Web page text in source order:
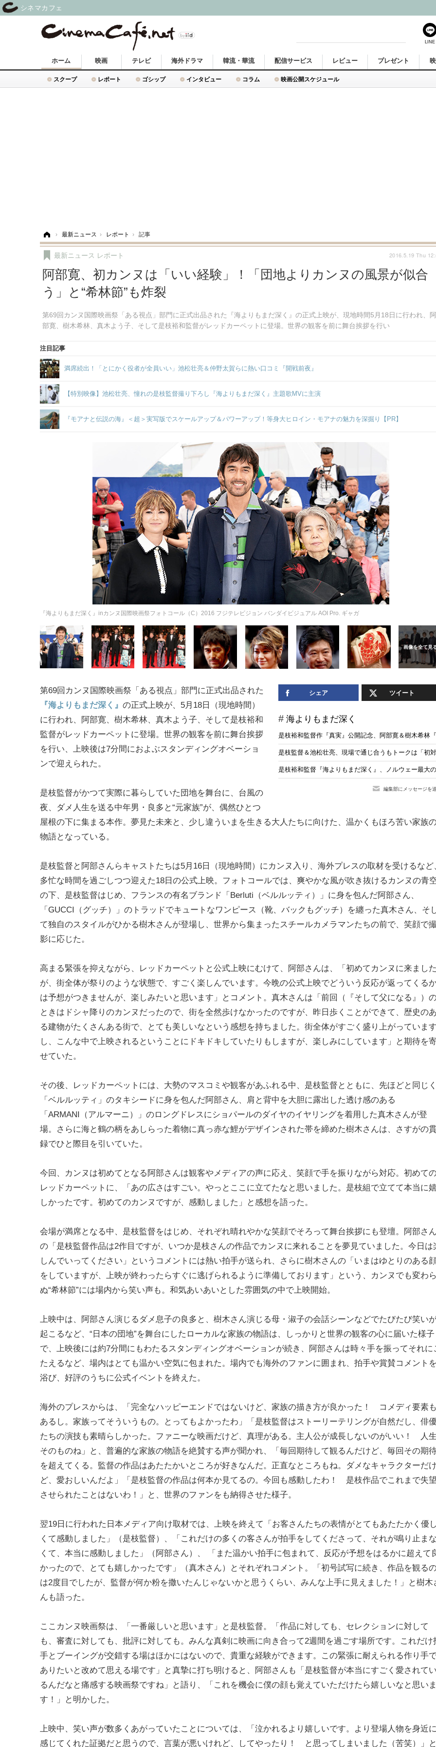
ホーム
スクープ レポート ゴシップ インタビュー コラム 映画公開スケジュール
映画 テレビ 海外ドラマ 韓流・華流 配信サービス レビュー プレゼント
› 最新ニュース › レポート › 記事
阿部寛、初カンヌは「いい経験」！「団地よりカンヌの風景が似合
う」と“希林節”も炸裂
第69回カンヌ国際映画祭「ある視点」部門に正式出品された『海よりもまだ深く』の正式上映が、現地時間5月18日に行われ、阿
部寛、樹木希林、真木よう子、そして是枝裕和監督がレッドカーペットに登場。世界の観客を前に舞台挨拶を行い
最新ニュース レポート 2016.5.19 Thu
注目記事
満席続出！「とにかく役者が全員いい」池松壮亮＆仲野太賀らに熱い口コミ『開戦前夜』
【特別映像】池松壮亮、憧れの是枝監督撮り下ろし『海よりもまだ深く』主題歌MVに主演
『モアナと伝説の海』＜超＞実写版でスケールアップ＆パワーアップ！等身大ヒロイン・モアナの魅力を深掘り【PR】
『海よりもまだ深く』inカンヌ国際映画祭フォトコール（C）2016 フジテレビジョン バンダイビジュアル AOI Pro. ギャガ
シェア ツイート
海よりもまだ深く
是枝裕和監督作『真実』公開記念、阿部寛＆樹木希林
是枝監督＆池松壮亮、現場で通じ合うもトークは「初
是枝裕和監督『海よりもまだ深く』、ノルウェー最大
編集部にメッセージを
第69回カンヌ国際映画祭「ある視点」部門に正式出品された
『海よりもまだ深く』 の正式上映が、5月18日（現地時間）
に行われ、阿部寛、樹木希林、真木よう子、そして是枝裕和
監督がレッドカーペットに登場。世界の観客を前に舞台挨拶
を行い、上映後は7分間におよぶスタンディングオベーショ
ンで迎えられた。
是枝監督がかつて実際に暮らしていた団地を舞台に、台風の
夜、ダメ人生を送る中年男・良多と“元家族”が、偶然ひとつ
屋根の下に集まる本作。夢見た未来と、少し違ういまを生きる大人たちに向けた、温かくもほろ苦い家族
物語となっている。
是枝監督と阿部さんらキャストたちは5月16日（現地時間）にカンヌ入り、海外プレスの取材を受けるなど
多忙な時間を過ごしつつ迎えた18日の公式上映。フォトコールでは、爽やかな風が吹き抜けるカンヌの青
の下、是枝監督はじめ、フランスの有名ブランド「Berluti（ベルルッティ）」に身を包んだ阿部さん、
「GUCCI（グッチ）」のトラッドでキュートなワンピース（靴、バックもグッチ）を纏った真木さん、そ
て独自のスタイルがひかる樹木さんが登場し、世界から集まったスチールカメラマンたちの前で、笑顔で撮
影に応じた。
高まる緊張を抑えながら、レッドカーペットと公式上映にむけて、阿部さんは、「初めてカンヌに来ました
が、街全体が祭りのような状態で、すごく楽しんでいます。今晩の公式上映でどういう反応が返ってくる
は予想がつきませんが、楽しみたいと思います」とコメント。真木さんは「前回（『そして父になる』）
ときはドシャ降りのカンヌだったので、街を全然歩けなかったのですが、昨日歩くことができて、歴史のあ
る建物がたくさんある街で、とても美しいなという感想を持ちました。街全体がすごく盛り上がっています
し、こんな中で上映されるということにドキドキしていたりもしますが、楽しみにしています」と期待を寄
せていた。
その後、レッドカーペットには、大勢のマスコミや観客があふれる中、是枝監督とともに、先ほどと同じく
「ベルルッティ」のタキシードに身を包んだ阿部さん、肩と背中を大胆に露出した透け感のある
「ARMANI（アルマーニ）」のロングドレスにショパールのダイヤのイヤリングを着用した真木さんが登
場。さらに海と鶴の柄をあしらった着物に真っ赤な鯉がデザインされた帯を締めた樹木さんは、さすがの
録でひと際目を引いていた。
今回、カンヌは初めてとなる阿部さんは観客やメディアの声に応え、笑顔で手を振りながら対応。初めて
レッドカーペットに、「あの広さはすごい。やっとここに立てたなと思いました。是枝組で立てて本当に
しかったです。初めてのカンヌですが、感動しました」と感想を語った。
会場が満席となる中、是枝監督をはじめ、それぞれ晴れやかな笑顔でそろって舞台挨拶にも登壇。阿部さん
の「是枝監督作品は2作目ですが、いつか是枝さんの作品でカンヌに来れることを夢見ていました。今日は
しんでいってください」というコメントには熱い拍手が送られ、さらに樹木さんの「いまはゆとりのある
をしていますが、上映が終わったらすぐに逃げられるように準備しております」という、カンヌでも変わら
ぬ“希林節”には場内から笑い声も。和気あいあいとした雰囲気の中で上映開始。
上映中は、阿部さん演じるダメ息子の良多と、樹木さん演じる母・淑子の会話シーンなどでたびたび笑い
起こるなど、“日本の団地”を舞台にしたローカルな家族の物語は、しっかりと世界の観客の心に届いた様子
で、上映後には約7分間にもわたるスタンディングオベーションが続き、阿部さんは時々手を振ってそれに
たえるなど、場内はとても温かい空気に包まれた。場内でも海外のファンに囲まれ、拍手や賞賛コメントを
浴び、好評のうちに公式イベントを終えた。
海外のプレスからは、「完全なハッピーエンドではないけど、家族の描き方が良かった！ コメディ要素も
あるし。家族ってそういうもの。とってもよかったわ」「是枝監督はストーリーテリングが自然だし、俳優
たちの演技も素晴らしかった。ファニーな映画だけど、真理がある。主人公が成長しないのがいい！ 人生
そのものね」と、普遍的な家族の物語を絶賛する声が聞かれ、「毎回期待して観るんだけど、毎回その期
を超えてくる。監督の作品はあたたかいところが好きなんだ。正直なところもね。ダメなキャラクターだけ
ど、愛おしいんだよ」「是枝監督の作品は何本か見てるの。今回も感動したわ！ 是枝作品でこれまで失望
させられたことはないわ！」と、世界のファンをも納得させた様子。
翌19日に行われた日本メディア向け取材では、上映を終えて「お客さんたちの表情がとてもあたたかく優し
くて感動しました」（是枝監督）、「これだけの多くの客さんが拍手をしてくださって、それが鳴り止まな
くて、本当に感動しました」（阿部さん）、 「また温かい拍手に包まれて、反応が予想をはるかに超えて
かったので、とても嬉しかったです」（真木さん）とそれぞれコメント。「初号試写に続き、作品を観る
は2度目でしたが、監督が何か粉を撒いたんじゃないかと思うくらい、みんな上手に見えました！」と樹木
んも語った。
ここカンヌ映画祭は、「一番厳しいと思います」と是枝監督。「作品に対しても、セレクションに対して
も、審査に対しても、批評に対しても。みんな真剣に映画に向き合って2週間を過ごす場所です。これだけ
手とブーイングが交錯する場はほかにはないので、貴重な経験ができます。この緊張に耐えられる作り手
ありたいと改めて思える場です」と真摯に打ち明けると、阿部さんも「是枝監督が本当にすごく愛されてい
るんだなと痛感する映画祭ですね」と語り、「これを機会に僕の顔も覚えていただけたら嬉しいなと思いま
す！」と明かした。
上映中、笑い声が数多くあがっていたことについては、「泣かれるより嬉しいです。より登場人物を身近に
感じてくれた証拠だと思うので、言葉が悪いけれど、してやったり！ と思ってしまいました（苦笑）」と
LINE
シネマカフェ